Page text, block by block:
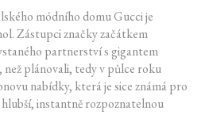
módního domu Gucci je
Zástupci značky začátkem
partnerství s gigantem
plánovali, tedy v půlce roku
nabídky, která je sice známá pro
instantně rozpoznatelnou